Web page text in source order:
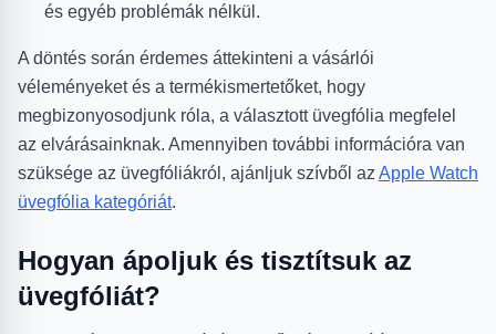
és egyéb problémák nélkül.
A döntés során érdemes áttekinteni a vásárlói
véleményeket és a termékismertetőket, hogy
megbizonyosodjunk róla, a választott üvegfólia megfelel
az elvárásainknak. Amennyiben további információra van
szüksége az üvegfóliákról, ajánljuk szívből az Apple Watch
üvegfólia kategóriát.
Hogyan ápoljuk és tisztítsuk az
üvegfóliát?